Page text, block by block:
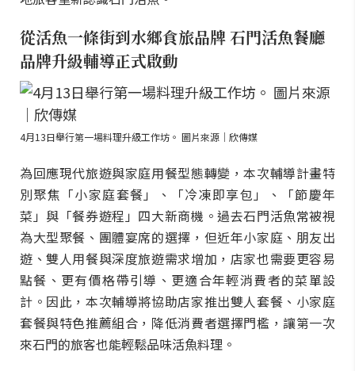
從活魚一條街到水鄉食旅品牌 石門活魚餐廳
品牌升級輔導正式啟動
4月13日舉行第一場料理升級工作坊。 圖片來源｜欣傳媒
為回應現代旅遊與家庭用餐型態轉變，本次輔導計畫特
別聚焦「小家庭套餐」、「冷凍即享包」、「節慶年
菜」與「餐券遊程」四大新商機。過去石門活魚常被視
為大型聚餐、團體宴席的選擇，但近年小家庭、朋友出
遊、雙人用餐與深度旅遊需求增加，店家也需要更容易
點餐、更有價格帶引導、更適合年輕消費者的菜單設
計。因此，本次輔導將協助店家推出雙人套餐、小家庭
套餐與特色推薦組合，降低消費者選擇門檻，讓第一次
來石門的旅客也能輕鬆品味活魚料理。